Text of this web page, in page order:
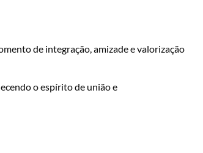
de integração, amizade e valorização
o espírito de união e